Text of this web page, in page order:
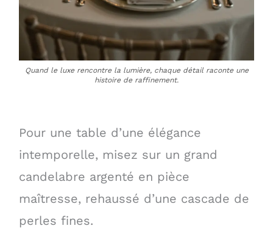
Quand le luxe rencontre la lumière, chaque détail raconte une
histoire de raffinement.
Pour une table d’une élégance
intemporelle, misez sur un grand
candelabre argenté en pièce
maîtresse, rehaussé d’une cascade de
perles fines.